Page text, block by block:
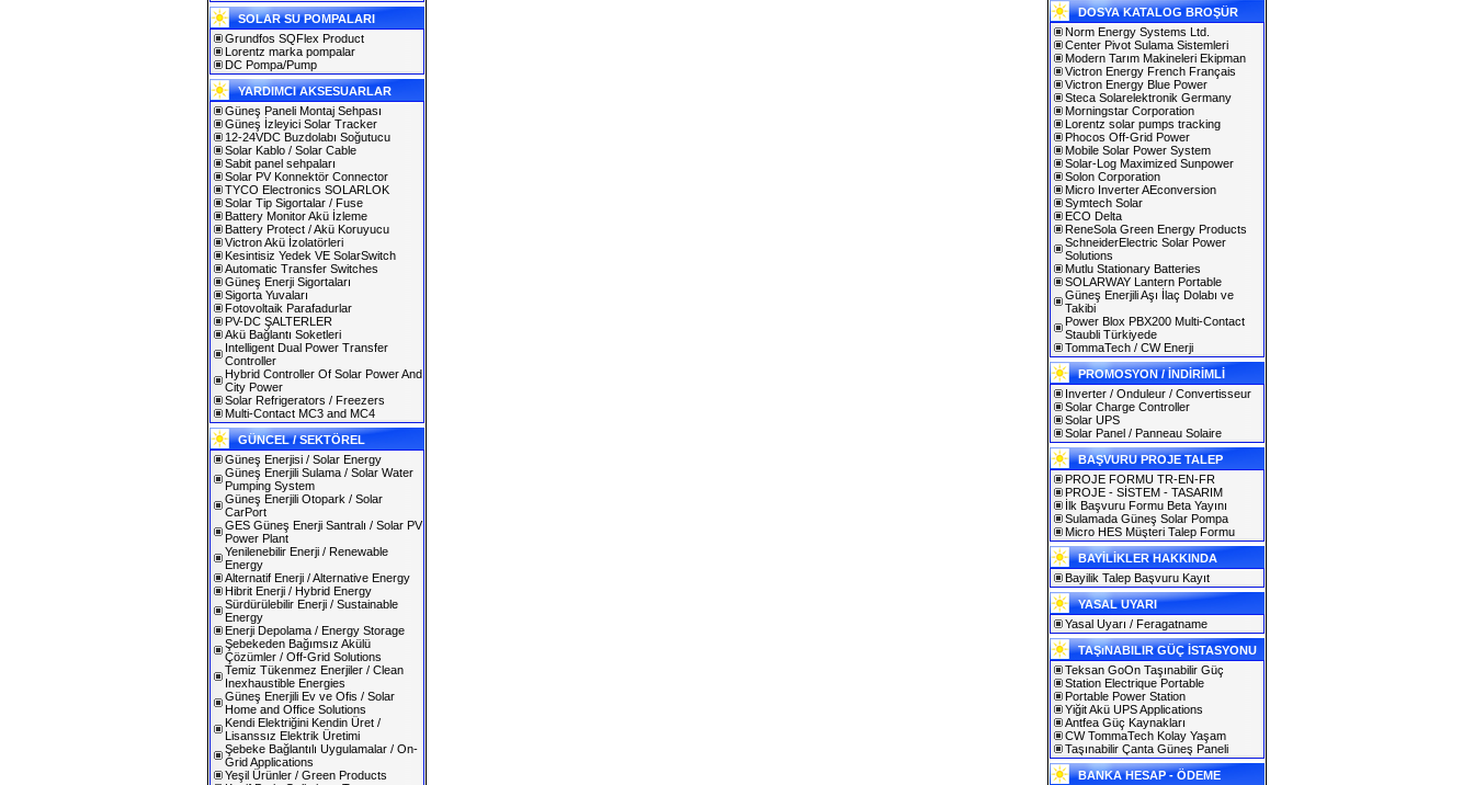
SOLAR SU POMPALARI
Grundfos SQFlex Product
Lorentz marka pompalar
DC Pompa/Pump
YARDIMCI AKSESUARLAR
Güneş Paneli Montaj Sehpası
Güneş İzleyici Solar Tracker
12-24VDC Buzdolabı Soğutucu
Solar Kablo / Solar Cable
Sabit panel sehpaları
Solar PV Konnektör Connector
TYCO Electronics SOLARLOK
Solar Tip Sigortalar / Fuse
Battery Monitor Akü İzleme
Battery Protect / Akü Koruyucu
Victron Akü İzolatörleri
Kesintisiz Yedek VE SolarSwitch
Automatic Transfer Switches
Güneş Enerji Sigortaları
Sigorta Yuvaları
Fotovoltaik Parafadurlar
PV-DC ŞALTERLER
Akü Bağlantı Soketleri
Intelligent Dual Power Transfer
Controller
Hybrid Controller Of Solar Power And
City Power
Solar Refrigerators / Freezers
Multi-Contact MC3 and MC4
GÜNCEL / SEKTÖREL
Güneş Enerjisi / Solar Energy
Güneş Enerjili Sulama / Solar Water
Pumping System
Güneş Enerjili Otopark / Solar
CarPort
GES Güneş Enerji Santralı / Solar PV
Power Plant
Yenilenebilir Enerji / Renewable
Energy
Alternatif Enerji / Alternative Energy
Hibrit Enerji / Hybrid Energy
Sürdürülebilir Enerji / Sustainable
Energy
Enerji Depolama / Energy Storage
Şebekeden Bağımsız Akülü
Çözümler / Off-Grid Solutions
Temiz Tükenmez Enerjiler / Clean
Inexhaustible Energies
Güneş Enerjili Ev ve Ofis / Solar
Home and Office Solutions
Kendi Elektriğini Kendin Üret /
Lisanssız Elektrik Üretimi
Şebeke Bağlantılı Uygulamalar / On-
Grid Applications
Yeşil Ürünler / Green Products
DOSYA KATALOG BROŞÜR
Norm Energy Systems Ltd.
Center Pivot Sulama Sistemleri
Modern Tarım Makineleri Ekipman
Victron Energy French Français
Victron Energy Blue Power
Steca Solarelektronik Germany
Morningstar Corporation
Lorentz solar pumps tracking
Phocos Off-Grid Power
Mobile Solar Power System
Solar-Log Maximized Sunpower
Solon Corporation
Micro Inverter AEconversion
Symtech Solar
ECO Delta
ReneSola Green Energy Products
SchneiderElectric Solar Power
Solutions
Mutlu Stationary Batteries
SOLARWAY Lantern Portable
Güneş Enerjili Aşı İlaç Dolabı ve
Takibi
Power Blox PBX200 Multi-Contact
Staubli Türkiyede
TommaTech / CW Enerji
PROMOSYON / İNDİRİMLİ
Inverter / Onduleur / Convertisseur
Solar Charge Controller
Solar UPS
Solar Panel / Panneau Solaire
BAŞVURU PROJE TALEP
PROJE FORMU TR-EN-FR
PROJE - SİSTEM - TASARIM
İlk Başvuru Formu Beta Yayını
Sulamada Güneş Solar Pompa
Micro HES Müşteri Talep Formu
BAYİLİKLER HAKKINDA
Bayilik Talep Başvuru Kayıt
YASAL UYARI
Yasal Uyarı / Feragatname
TAŞıNABILIR GÜÇ İSTASYONU
Teksan GoOn Taşınabilir Güç
Station Electrique Portable
Portable Power Station
Yiğit Akü UPS Applications
Antfea Güç Kaynakları
CW TommaTech Kolay Yaşam
Taşınabilir Çanta Güneş Paneli
BANKA HESAP - ÖDEME